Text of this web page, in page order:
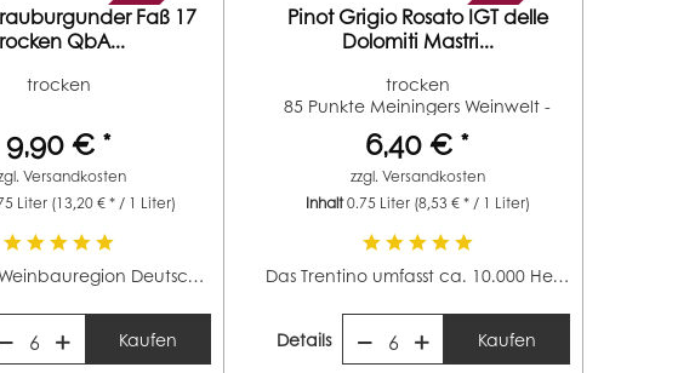
Faß 17
QbA...
trocken
9,90 € *
Versandkosten
Liter (13,20 € * / 1 Liter)
Die größte Weinbauregion Deutschlands befindet sich...
6 Kaufen
Pinot Grigio Rosato IGT delle
Dolomiti Mastri...
trocken
85 Punkte Meiningers Weinwelt -
Weinguide...
6,40 € *
zzgl. Versandkosten
Inhalt0.75 Liter (8,53 € * / 1 Liter)
Das Trentino umfasst ca. 10.000 Hektar und ist somit...
Details 6 Kaufen